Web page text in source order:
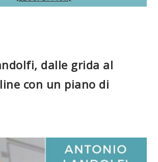
dalle grida al
con un piano di